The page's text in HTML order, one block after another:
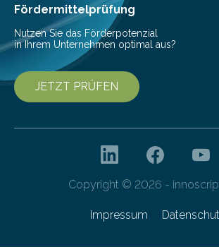
Franziska Diebel, Pauline Hoffmann und
entwickelt. Mit nur…
Fördermittelprüfung
Nutzen Sie das Förderpotenzial
in Ihrem Unternehmen optimal aus?
JETZT PRÜFEN
Copyright © 2026 -
Impressum